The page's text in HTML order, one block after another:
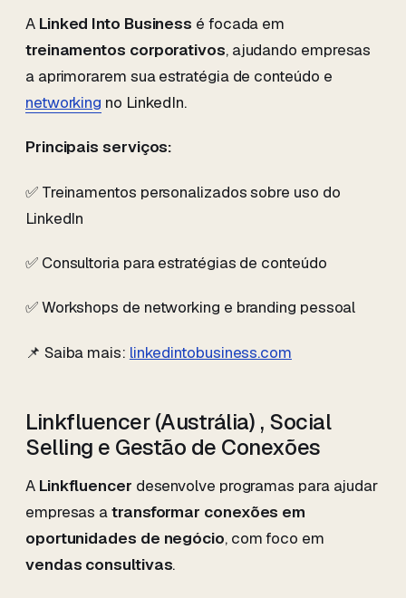
A Linked Into Business é focada em
treinamentos corporativos, ajudando empresas
a aprimorarem sua estratégia de conteúdo e
networking no LinkedIn.
Principais serviços:
✅ Treinamentos personalizados sobre uso do
LinkedIn
✅ Consultoria para estratégias de conteúdo
✅ Workshops de networking e branding pessoal
📌 Saiba mais: linkedintobusiness.com
Linkfluencer (Austrália) , Social
Selling e Gestão de Conexões
A Linkfluencer desenvolve programas para ajudar
empresas atransformar conexões em
oportunidades de negócio, com foco em
vendas consultivas.